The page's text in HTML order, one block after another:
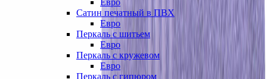
Евро
Сатин печатный в ПВХ
Евро
Перкаль с шитьем
Евро
Перкаль с кружевом
Евро
Перкаль с гипюром